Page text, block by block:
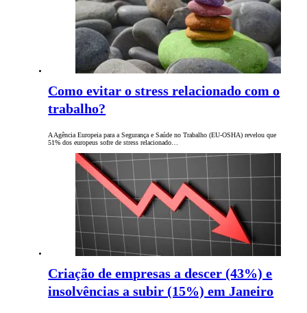
Como evitar o stress relacionado com o
trabalho?
A Agência Europeia para a Segurança e Saúde no Trabalho (EU-OSHA) revelou que
51% dos europeus sofre de stress relacionado…
Criação de empresas a descer (43%) e
insolvências a subir (15%) em Janeiro